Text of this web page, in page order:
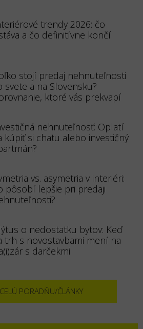
trendy 2026: čo
a čo definitívne končí
stojí predaj nehnuteľnosti
svete a na Slovensku?
ktoré vás prekvapí
nehnuteľnosť: Oplatí
kúpiť si chatu alebo investičný
vs. asymetria v interiéri:
pôsobí lepšie pri predaji
o nedostatku bytov: Keď
trh s novostavbami mení na
s darčekmi
PORADŇU/ČLÁNKY